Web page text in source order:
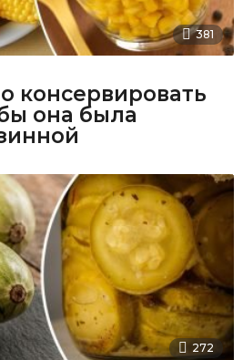
381
консервировать
она была
272